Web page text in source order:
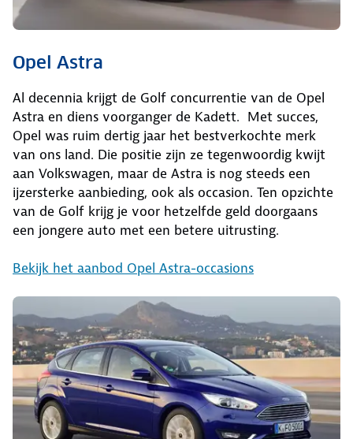
Opel Astra
Al decennia krijgt de Golf concurrentie van de Opel
Astra en diens voorganger de Kadett. Met succes,
Opel was ruim dertig jaar het bestverkochte merk
van ons land. Die positie zijn ze tegenwoordig kwijt
aan Volkswagen, maar de Astra is nog steeds een
ijzersterke aanbieding, ook als occasion. Ten opzichte
van de Golf krijg je voor hetzelfde geld doorgaans
een jongere auto met een betere uitrusting.
Bekijk het aanbod Opel Astra-occasions